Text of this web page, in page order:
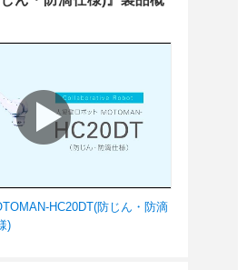
HC20DT(防じん・防滴
)